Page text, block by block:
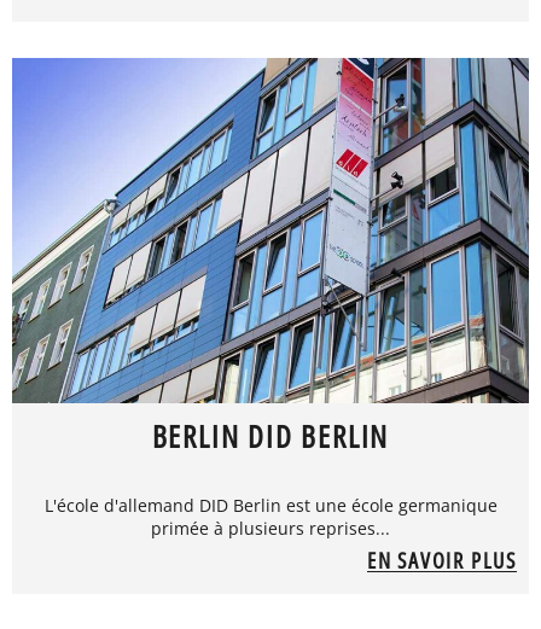
BERLIN DID BERLIN
L'école d'allemand DID Berlin est une école germanique
primée à plusieurs reprises...
EN SAVOIR PLUS